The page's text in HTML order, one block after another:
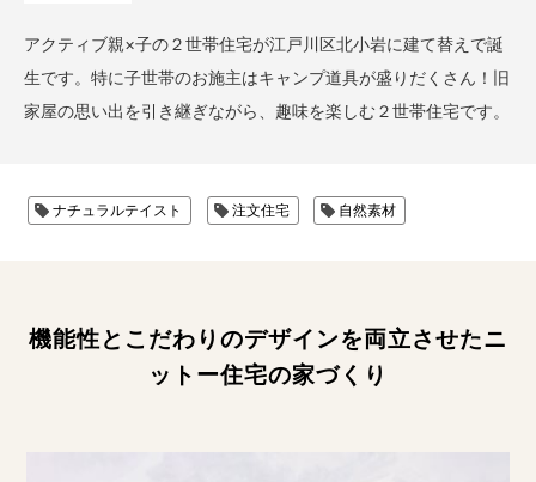
スタッフブログ
インフォメーション
アクティブ親×子の２世帯住宅が江戸川区北小岩に建て替えで誕
生です。特に子世帯のお施主はキャンプ道具が盛りだくさん！旧
家屋の思い出を引き継ぎながら、趣味を楽しむ２世帯住宅です。
ナチュラルテイスト 注文住宅 自然素材
機能性とこだわりのデザインを両立させたニ
ットー住宅の家づくり